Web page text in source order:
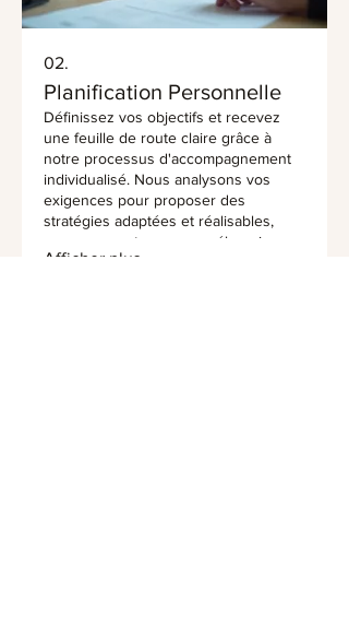
02.
Planification Personnelle
Définissez vos objectifs et recevez
une feuille de route claire grâce à
notre processus d'accompagnement
individualisé. Nous analysons vos
exigences pour proposer des
stratégies adaptées et réalisables,
vous assurant une compréhension
complète des étapes nécessaires à
Afficher plus